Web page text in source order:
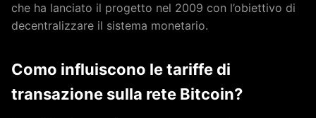
che ha lanciato il progetto nel 2009 con l’obiettivo di
decentralizzare il sistema monetario.
Como influiscono le tariffe di
transazione sulla rete Bitcoin?